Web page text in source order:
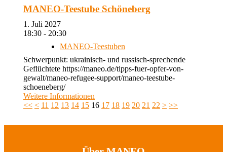
MANEO-Teestube Schöneberg
1. Juli 2027
18:30 - 20:30
MANEO-Teestuben
Schwerpunkt: ukrainisch- und russisch-sprechende
Geflüchtete https://maneo.de/tipps-fuer-opfer-von-
gewalt/maneo-refugee-support/maneo-teestube-
schoeneberg/
Weitere Informationen
<< < 11 12 13 14 15 16 17 18 19 20 21 22 > >>